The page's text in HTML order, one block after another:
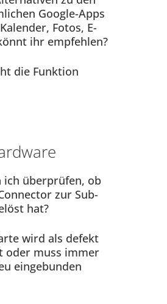
Google-Apps
Fotos, E-
ihr empfehlen?
die Funktion
ich überprüfen, ob
zur Sub-
hat?
wird als defekt
oder muss immer
eingebunden